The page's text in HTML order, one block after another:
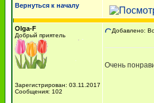
Вернуться к началу
Olga-F
Добрый приятель
Зарегистрирован: 03.11.2017
Сообщения: 102
Добавлено:
Очень